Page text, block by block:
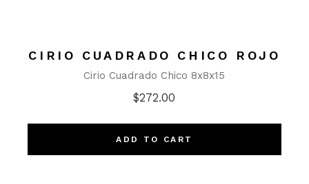
CIRIO CUADRADO CHICO ROJO
Cirio Cuadrado Chico 8x8x15
$272.00
ADD TO CART